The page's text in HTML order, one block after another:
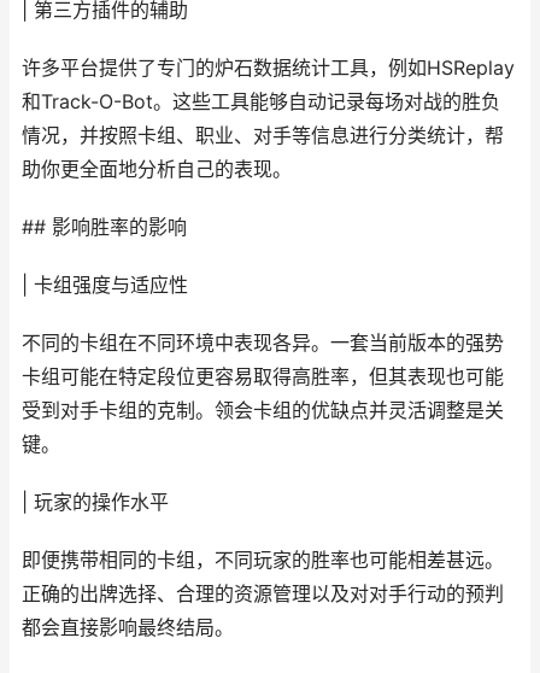
| 第三方插件的辅助
许多平台提供了专门的炉石数据统计工具，例如HSReplay
和Track-O-Bot。这些工具能够自动记录每场对战的胜负
情况，并按照卡组、职业、对手等信息进行分类统计，帮
助你更全面地分析自己的表现。
## 影响胜率的影响
| 卡组强度与适应性
不同的卡组在不同环境中表现各异。一套当前版本的强势
卡组可能在特定段位更容易取得高胜率，但其表现也可能
受到对手卡组的克制。领会卡组的优缺点并灵活调整是关
键。
| 玩家的操作水平
即便携带相同的卡组，不同玩家的胜率也可能相差甚远。
正确的出牌选择、合理的资源管理以及对对手行动的预判
都会直接影响最终结局。